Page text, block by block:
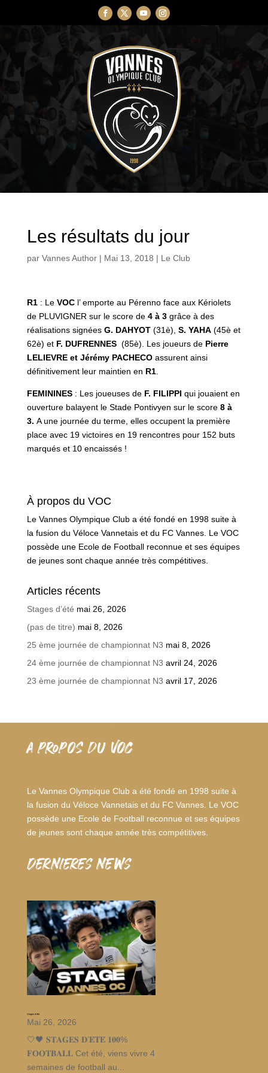
Les résultats du jour
par Vannes Author| Mai 13, 2018 | Le Club
R1: Le VOCl’ emporte au Pérenno face aux Kériolets
de PLUVIGNER sur le score de4 à 3grâce à des
réalisations signées G. DAHYOT(31è), S. YAHA(45è et
62è) etF. DUFRENNES (85è). Les joueurs de Pierre
LELIEVRE et Jérémy PACHECOassurent ainsi
définitivement leur maintien en R1.
FEMININES: Les joueuses de F. FILIPPI qui jouaient en
ouverture balayent le Stade Pontivyen sur le score8 à
3. A une journée du terme, elles occupent la première
place avec 19 victoires en 19 rencontres pour 152 buts
marqués et 10 encaissés !
À propos du VOC
Le Vannes Olympique Club a été fondé en 1998 suite à
la fusion du Véloce Vannetais et du FC Vannes. Le VOC
possède une Ecole de Football reconnue et ses équipes
de jeunes sont chaque année très compétitives.
Articles récents
Stages d’été mai 26, 2026
(pas de titre) mai 8, 2026
25 ème journée de championnat N3 mai 8, 2026
24 ème journée de championnat N3 avril 24, 2026
23 ème journée de championnat N3 avril 17, 2026
A PROPOS DU VOC
Le Vannes Olympique Club a été fondé en 1998 suite à
la fusion du Véloce Vannetais et du FC Vannes. Le VOC
possède une Ecole de Football reconnue et ses équipes
de jeunes sont chaque année très compétitives.
dernieres news
Stages d’été
Mai 26, 2026
🤍🖤 𝐒𝐓𝐀𝐆𝐄𝐒 𝐃’𝐄́𝐓𝐄́ 𝟏𝟎𝟎%
𝐅𝐎𝐎𝐓𝐁𝐀𝐋𝐋 Cet été, viens vivre 4
semaines de football au...